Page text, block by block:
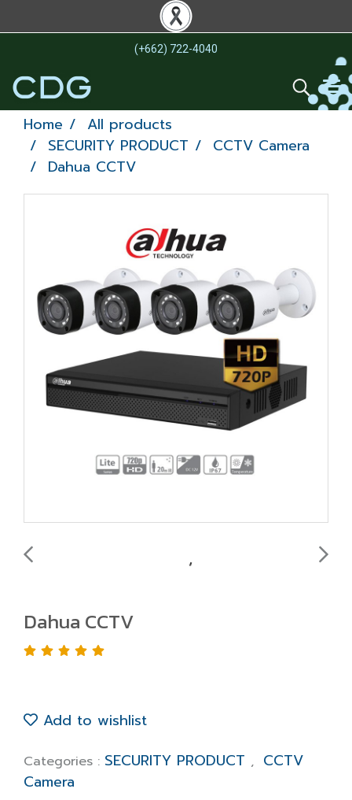
(+662) 722-4040
Home
All products
SECURITY PRODUCT
CCTV Camera
Dahua CCTV
Dahua CCTV
Add to wishlist
Categories : SECURITY PRODUCT , CCTV
Camera